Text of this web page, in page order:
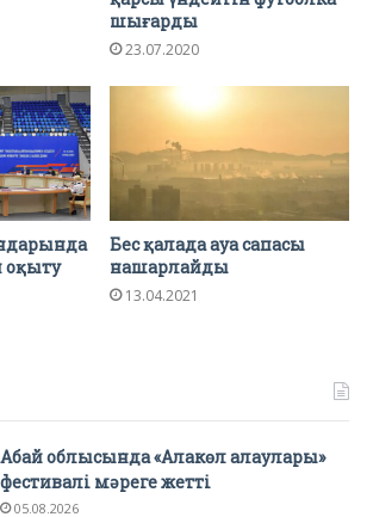
шығарды
23.07.2020
оқыту
Бес қалада ауа сапасы
нашарлайды
13.04.2021
Абай облысында «Алакөл алаулары»
фестивалі мәреге жетті
05.08.2026